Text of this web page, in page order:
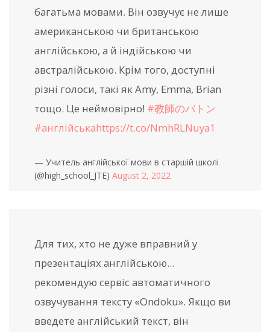
багатьма мовами. Він озвучує не лише
американською чи британською
англійською, а й індійською чи
австралійською. Крім того, доступні
різні голоси, такі як Amy, Emma, Brian
тощо. Це неймовірно! #教師のバトン
#англійськаhttps://t.co/NmhRLNuya1
— Учитель англійської мови в старшій школі
(@high_school_JTE) August 2, 2022
Для тих, хто не дуже вправний у
презентаціях англійською...
рекомендую сервіс автоматичного
озвучування тексту «Ondoku». Якщо ви
введете англійський текст, він